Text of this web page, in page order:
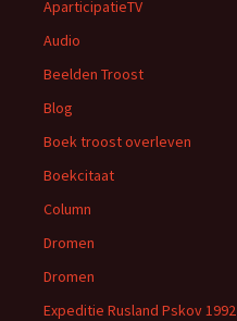
AparticipatieTV
Audio
Beelden Troost
Blog
Boek troost overleven
Boekcitaat
Column
Dromen
Dromen
Expeditie Rusland Pskov 1992